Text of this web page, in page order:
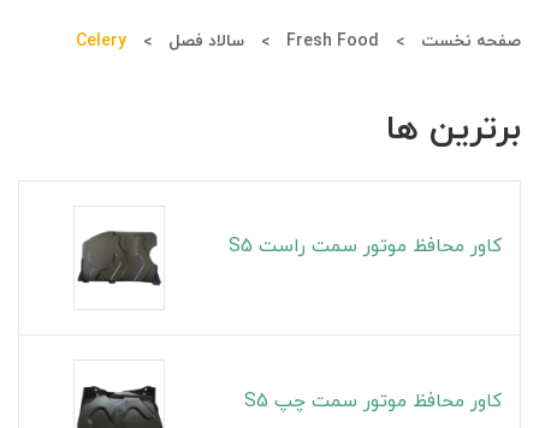
صفحه نخست Fresh Food سالاد فصل Celery
برترین ها
کاور محافظ موتور سمت راست S5
کاور محافظ موتور سمت چپ S5